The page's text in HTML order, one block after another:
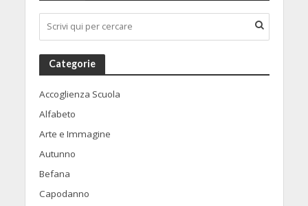
Categorie
Accoglienza Scuola
Alfabeto
Arte e Immagine
Autunno
Befana
Capodanno